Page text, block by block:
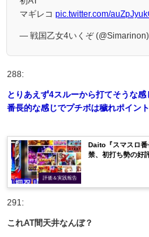
マギレコ pic.twitter.com/
— 戦国乙女4いくぞ (@Simarinon)
288:
とりあえず4スルーから打てそうな感
番長的な感じでプチボは穢れポイン
評価＆実践報告
Daito『スマスロ
禁、初打ち勢の好
291:
これAT間天井なんぼ？